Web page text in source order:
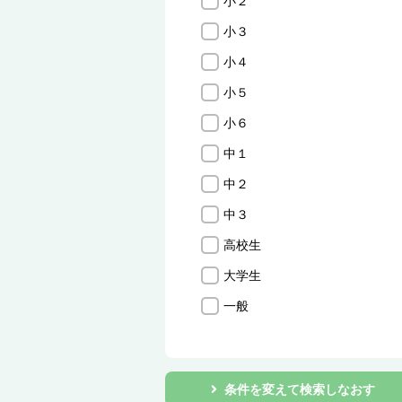
小３
小４
小５
小６
中１
中２
中３
高校生
大学生
一般
条件を変えて検索しなおす